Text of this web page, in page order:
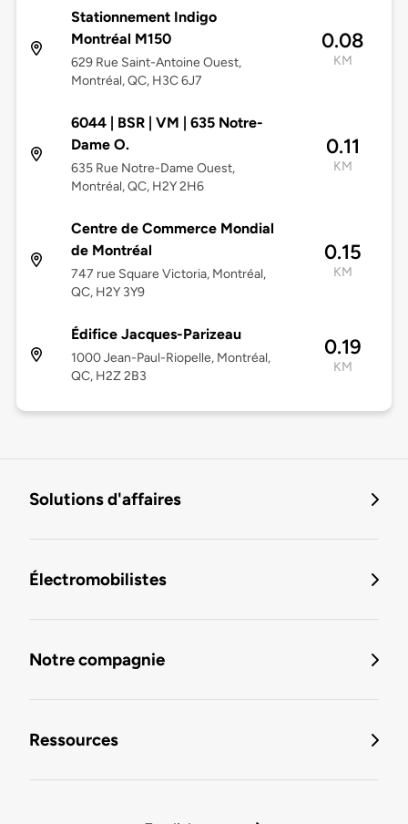
Stationnement Indigo
Montréal M150
629 Rue Saint-Antoine Ouest,
Montréal, QC, H3C 6J7
0.08
KM
6044 | BSR | VM | 635 Notre-
Dame O.
635 Rue Notre-Dame Ouest,
Montréal, QC, H2Y 2H6
0.11
KM
Centre de Commerce Mondial
de Montréal
747 rue Square Victoria, Montréal,
QC, H2Y 3Y9
0.15
KM
Édifice Jacques-Parizeau
1000 Jean-Paul-Riopelle, Montréal,
QC, H2Z 2B3
0.19
KM
Solutions d'affaires
Électromobilistes
Notre compagnie
Ressources